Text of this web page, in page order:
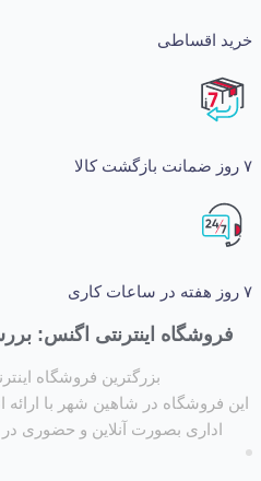
اینترنتی اگنس: بررسی،
بزرگترین فروشگاه اینترنتی
در شاهین شهر با ارائه
بصورت آنلاین و حضوری در